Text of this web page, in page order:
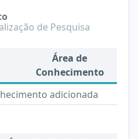
de Pesquisa
Área de
Conhecimento
adicionada